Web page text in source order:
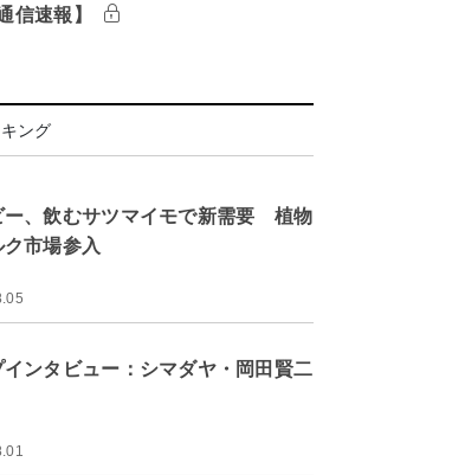
信速報】
ング
ー、飲むサツマイモで新需要 植物
市場参入
インタビュー：シマダヤ・岡田賢二